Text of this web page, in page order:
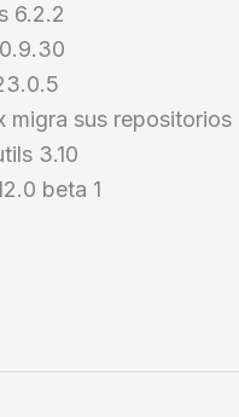
6.2.2
migra sus repositorios
3.10
beta 1